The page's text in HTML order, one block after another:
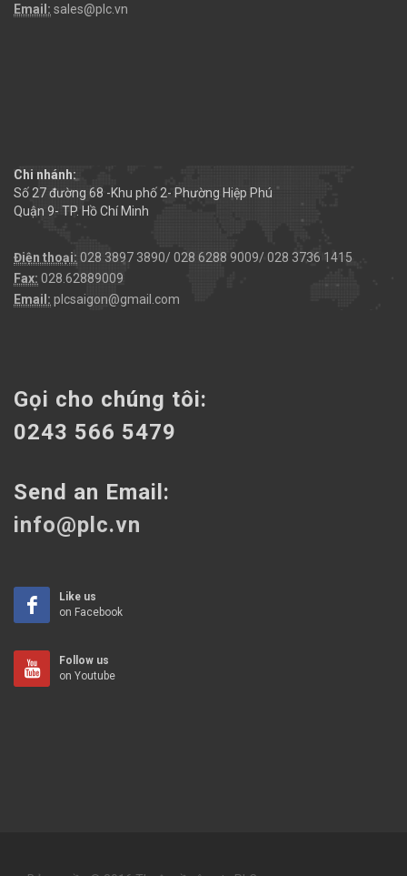
Email: sales@plc.vn
Chi nhánh:
Số 27 đường 68 -Khu phố 2- Phường Hiệp Phú
Quận 9- TP. Hồ Chí Minh
Điện thoại: 028 3897 3890/ 028 6288 9009/ 028 3736 1415
Fax: 028.62889009
Email: plcsaigon@gmail.com
Gọi cho chúng tôi:
0243 566 5479
Send an Email:
info@plc.vn
Like us
on Facebook
Follow us
on Youtube